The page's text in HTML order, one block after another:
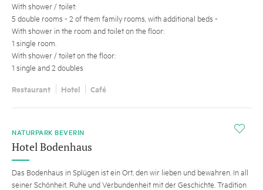
With shower / toilet:
5 double rooms - 2 of them family rooms, with additional beds -
With shower in the room and toilet on the floor:
1 single room.
With shower / toilet on the floor:
1 single and 2 doubles
Restaurant Hotel Café
i
NATURPARK BEVERIN
Hotel Bodenhaus
Das Bodenhaus in Splügen ist ein Ort, den wir lieben und bewahren. In all
seiner Schönheit, Ruhe und Verbundenheit mit der Geschichte. Tradition